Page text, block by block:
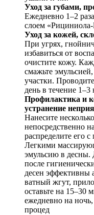
Уход за губами,
Ежедневно 1–2
слоем
Уход за кожей,
При угрях,
избавиться от
очистите кожу.
смажьте
участки.
день в течение 1–3
Профилактика и
устранение
Нанесите
непосредственно
распределите его
Легкими
эмульсию в десны.
после
десен эффективны
ватный жгут,
оставьте на 15–30
ежедневно на
процед